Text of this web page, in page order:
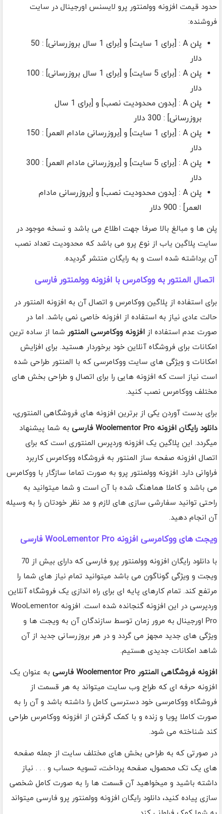
حدود قیمت افزونه وولمنتور پرو لایسنس اورجینال در سایت
فروشنده:
پلن A : [برای 1 سایت] و [برای 1 سال بروزرسانی] : 50
دلار
پلن A : [برای 5 سایت] و [برای 1 سال بروزرسانی] : 100
دلار
پلن A : [بدون محدودیت نصب] و [برای 1 سال
بروزرسانی] : 300 دلار
پلن A : [برای 1 سایت] و [بروزرسانی مادام العمر] : 150
دلار
پلن A : [برای 5 سایت] و [بروزرسانی مادام العمر] : 300
دلار
پلن A : [بدون محدودیت نصب] و [بروزرسانی مادام
العمر] : 900 دلار
پلن ها و مبالغ بالا صرفا جهت اطلاع می باشد و نسخه موجود در
سایت پلاگین یاب از نوع پرو می باشد که محدودیت تعداد نصب
آن برداشته شده است و به رایگان منتشر گردیده.
اتصال المنتور به ووکامرس با افزونه وولمنتور فارسی
برای استفاده از پلاگین ووکامرس و اتصال آن به افزونه المنتور در
حالت عادی نیاز به استفاده از افزونه خاصی نمی باشد. اما در
صورت عدم استفاده از افزونه ووکامرسی المنتور شما از ساده ترین
امکانات برای فروشگاه آنلاین خود برخوردار هستید. برای افزایش
امکانات و ویژگی های سایت ووکامرسی که با المنتور طراحی شده
است نیاز است که افزونه هایی را برای اتصال و طراحی بخش های
مختلف ووکامرس نصب کنید.
برای بدست آوردن یکی از برترین افزونه های فروشگاهی المنتوری،
دانلود رایگان افزونه Woolementor Pro فارسی
به شما پیشنهاد
میگردد. این پلاگین یک افزونه وردپرس المنتوری است که برای
اتصال افزونه صفحه ساز المنتور به فروشگاه ووکامرس کاربرد
فراوانی دارد. افزونه وولمنتور پرو به صورت تماما سازگار با ووکامرس
می باشد و کاملا هماهنگ شده با آن است و شما میتوانید به
راحتی توانید سفارشی سازی های لازم و مد نظر خودتان را به وسیله
آن انجام دهید.
ویجت های ووکامرسی افزونه WooLementor Pro فارسی
با دانلود رایگان افزونه وولمنتور پرو فارسی که دارای بیش از 70
ویجت و ویژگی گوناگون می باشد میتوانید تمام نیاز های شما را
مرتفع کند. تمام کارهای پایه ای برای راه اندازی یک فروشگاه آنلاین
وردپرسی در این افزونه گنجانده شده است. افزونه WooLementor
Pro اورجینال به مرور زمان توسط سازندگان آن به ویجت ها و
ویژگی های جدید مجهز می گردد و در هر بروزرسانی جدید از آن
شاهد امکانات جدیدی هستیم.
افزونه فروشگاهی المنتور Woolementor Pro فارسی
به عنوان یک
افزونه حرفه ای که طراح وب سایت میتواند به هر قسمت از
فروشگاه ووکامرسی خود دسترسی کامل را داشته باشد و آن را به
صورت کاملا پویا و زنده و با کمک گرفتن از افزونه ووکامرس طراحی
کند شناخته می شود.
در صورتی که به طراحی بخش های مختلف سایت از جمله صفحه
های یک تک محصول، صفحه پرداخت، تسویه حساب و . . . نیاز
داشته باشید و میخواهید آن قسمت ها را به صورت کامل شخصی
سازی پیاده کنید، دانلود رایگان افزونه وولمنتور پرو فارسی میتواند